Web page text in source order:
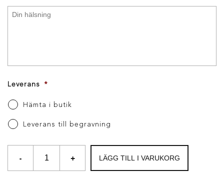
Leverans *
Hämta i butik
Leverans till begravning
- + LÄGG TILL I VARUKORG